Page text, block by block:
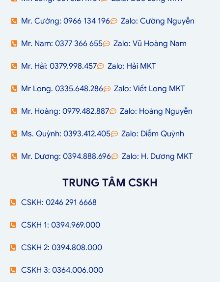
Mr. Cường: 0966 134 196 Zalo: Cường Nguyễn
Mr. Nam: 0377 366 655 Zalo: Vũ Hoàng Nam
Mr. Hải: 0379.998.457 Zalo: Hải MKT
Mr Long. 0335.648.286 Zalo: Viết Long MKT
Mr. Hoàng: 0979.482.887 Zalo: Hoàng Nguyễn
Ms. Quỳnh: 0393.412.405 Zalo: Diễm Quỳnh
Mr. Dương: 0394.888.696 Zalo: H. Dương MKT
TRUNG TÂM CSKH
CSKH: 0246 291 6668
CSKH 1: 0394.969.000
CSKH 2: 0394.808.000
CSKH 3: 0364.006.000